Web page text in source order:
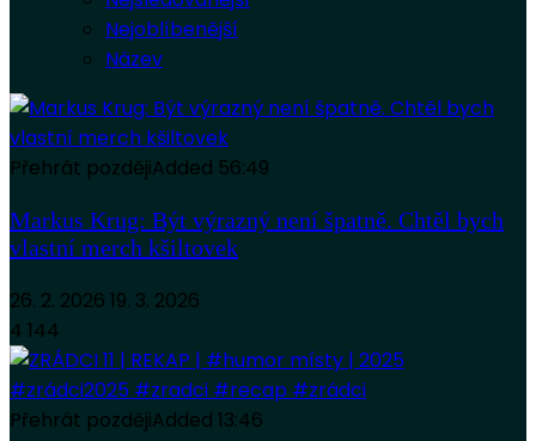
Nejoblíbenější
Název
Přehrát pozdějiAdded 56:49
Markus Krug: Být výrazný není špatně. Chtěl bych
vlastní merch kšiltovek
26. 2. 2026 19. 3. 2026
4 144
Přehrát pozdějiAdded 13:46